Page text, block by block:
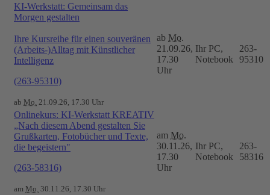
KI-Werkstatt: Gemeinsam das
Morgen gestalten
Ihre Kursreihe für einen souveränen
(Arbeits-)Alltag mit Künstlicher
Intelligenz
(263-95310)
ab Mo. 21.09.26, 17.30 Uhr
ab Mo.
21.09.26,
17.30
Uhr
Ihr PC,
Notebook
263-
95310
Onlinekurs: KI-Werkstatt KREATIV
„Nach diesem Abend gestalten Sie
Grußkarten, Fotobücher und Texte,
die begeistern"
(263-58316)
am Mo. 30.11.26, 17.30 Uhr
am Mo.
30.11.26,
17.30
Uhr
Ihr PC,
Notebook
263-
58316